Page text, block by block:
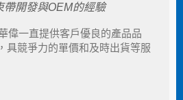
帶開發與OEM的經驗
偉一直提供客戶優良的產品品
具競爭力的單價和及時出貨等服